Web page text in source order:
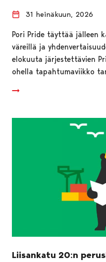
31 heinäkuun, 2026
Pori Pride täyttää jälleen
väreillä ja
elokuuta järjestettävien
ohella tapahtumaviikko
Liisankatu 20:n